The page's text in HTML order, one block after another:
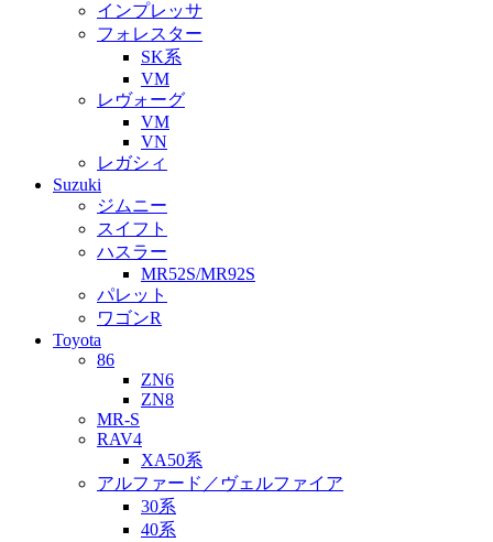
インプレッサ
フォレスター
SK系
VM
レヴォーグ
VM
VN
レガシィ
Suzuki
ジムニー
スイフト
ハスラー
MR52S/MR92S
パレット
ワゴンR
Toyota
86
ZN6
ZN8
MR-S
RAV4
XA50系
アルファード／ヴェルファイア
30系
40系